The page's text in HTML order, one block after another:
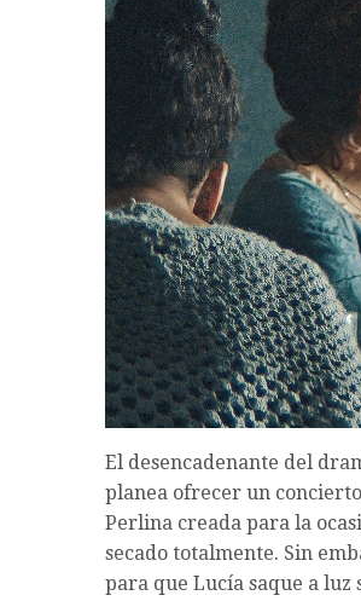
El desencadenante del
planea ofrecer un
Perlina creada para la
secado totalmente. Sin
para que Lucía saque a luz